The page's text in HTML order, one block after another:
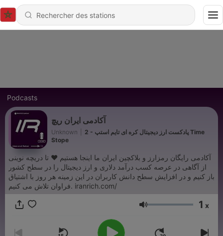
Podcasts
آکادمی ایران ریچ
Unknown
2 - پادکست ارز دیجیتال کره ای تایم استپ Time
Stope
آکادمی رایگان رمزارز و بلاکچین ایران ما اینجا هستیم ❤ تا دریچه نوینی
از آگاهی در عرصه کسب درآمد دلاری و ارز دیجیتال را در سطح کشور
باز کنیم و در افزایش سطح دانش کاربران در این زمینه هر روز با اشتیاق
فراوان تلاش می کنیم. iranrich.com/
Volume 1 x